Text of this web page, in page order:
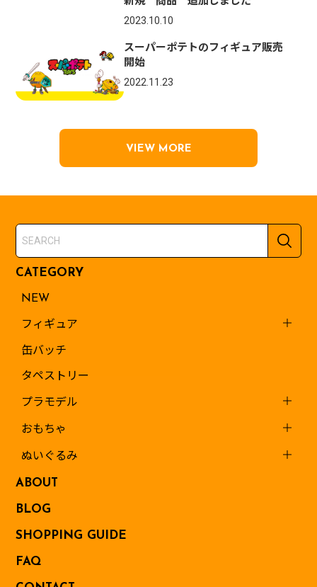
CATEGORY
NEW
フィギュア
缶バッチ
タペストリー
プラモデル
おもちゃ
ぬいぐるみ
ABOUT
BLOG
SHOPPING GUIDE
FAQ
2023.10.10
スーパーポテトのフィギュア販売
開始
2022.11.23
VIEW MORE